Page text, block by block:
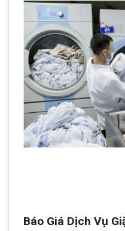
Báo Giá Dịch Vụ